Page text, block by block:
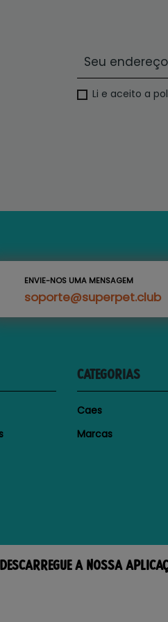
Li e aceito a
ENVIE-NOS UMA MENSAGEM
soporte@superpet.club
CATEGORIAS
Caes
Marcas
DESCARREGUE A NOSSA